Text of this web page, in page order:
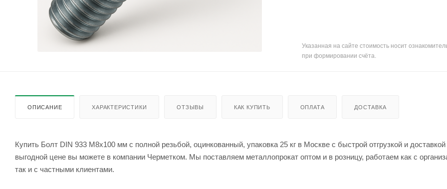
Указанная на сайте стоимость носит
при формировании счёта.
ОПИСАНИЕ ХАРАКТЕРИСТИКИ ОТЗЫВЫ КАК КУПИТЬ ОПЛАТА ДОСТАВКА
Купить Болт DIN 933 M8x100 мм с полной резьбой, оцинкованный, упаковка 25 кг в Москве с быстрой отгрузкой и доставкой
выгодной цене вы можете в компании Черметком. Мы поставляем металлопрокат оптом и в розницу, работаем как с
так и с частными клиентами.